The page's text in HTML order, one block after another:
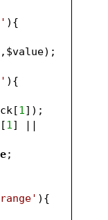
){
$value);
){
[1]);
[1
;
){